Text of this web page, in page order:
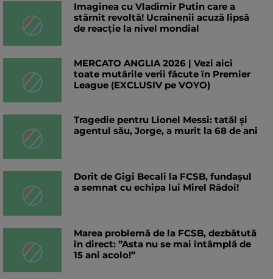
Imaginea cu Vladimir Putin care a
stârnit revoltă! Ucrainenii acuză lipsă
de reacție la nivel mondial
MERCATO ANGLIA 2026 | Vezi aici
toate mutările verii făcute în Premier
League (EXCLUSIV pe VOYO)
Tragedie pentru Lionel Messi: tatăl și
agentul său, Jorge, a murit la 68 de ani
Dorit de Gigi Becali la FCSB, fundașul
a semnat cu echipa lui Mirel Rădoi!
Marea problemă de la FCSB, dezbătută
în direct: ”Asta nu se mai întâmplă de
15 ani acolo!”